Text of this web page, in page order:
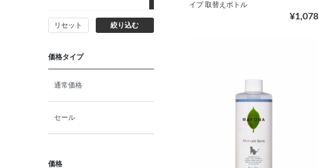
リセット 絞り込む
価格タイプ
通常価格
セール
価格
イプ 取替えボトル
¥1,078